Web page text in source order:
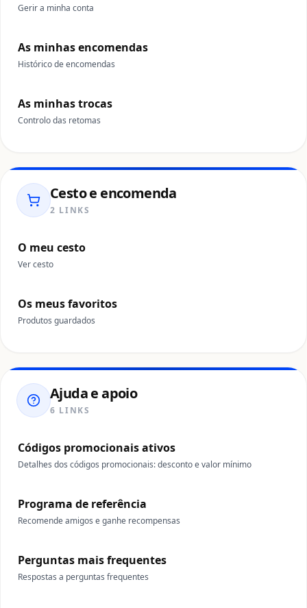
Gerir a minha conta
As minhas encomendas
Histórico de encomendas
As minhas trocas
Controlo das retomas
Cesto e encomenda
2 LINKS
O meu cesto
Ver cesto
Os meus favoritos
Produtos guardados
Ajuda e apoio
6 LINKS
Códigos promocionais ativos
Detalhes dos códigos promocionais: desconto e valor mínimo
Programa de referência
Recomende amigos e ganhe recompensas
Perguntas mais frequentes
Respostas a perguntas frequentes